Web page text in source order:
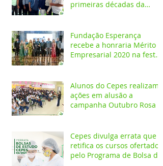
primeiras décadas da
Fundação Esperança
recebe a honraria Mérito
Empresarial 2020 na festa
Alunos do Cepes realizam
ações em alusão a
campanha Outubro Rosa
Cepes divulga errata que
retifica os cursos ofertados
pelo Programa de Bolsa de